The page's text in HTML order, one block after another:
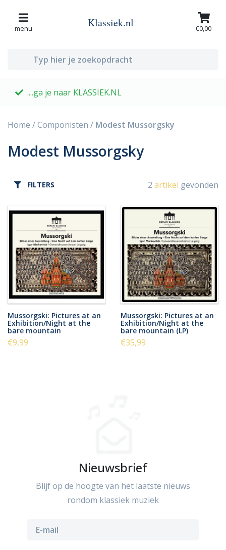
menu Klassiek.nl €0,00
....ga je naar KLASSIEK.NL
Home /Componisten / Modest Mussorgsky
Modest Mussorgsky
FILTERS 2 artikel gevonden
Mussorgski: Pictures at an
Exhibition/Night at the
bare mountain
€9,99
Mussorgski: Pictures at an
Exhibition/Night at the
bare mountain (LP)
€35,99
Nieuwsbrief
Blijf op de hoogte van het laatste nieuws
rondom klassiek muziek